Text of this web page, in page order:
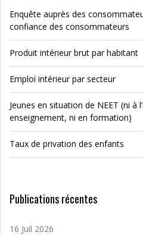
Enquête auprès des
confiance des consommateurs
Produit intérieur brut par habitant
Emploi intérieur par secteur
Jeunes en situation de NEET (ni à
enseignement, ni en formation)
Taux de privation des enfants
Publications récentes
16 Juil 2026